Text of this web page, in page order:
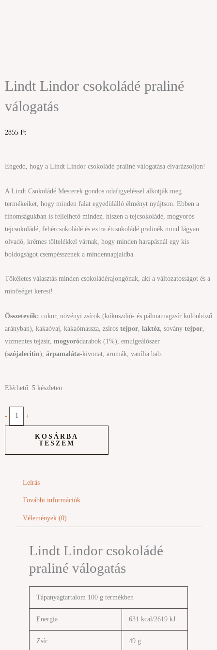
Lindt Lindor csokoládé praliné
válogatás
2855 Ft
Engedd, hogy a Lindt Lindor csokoládé praliné válogatása elvarázsoljon!
A Lindt Csokoládé Mesterek gondos odafigyeléssel alkotják meg
termékeiket, hogy minden falat egyedülálló élményt nyújtson. Ebben a
finomságukban is fellelhető mindez, hiszen a tejcsokoládé, mogyorós
tejcsokoládé, fehércsokoládé és extra étcsokoládé pralinék mind lágyan
olvadó, krémes töltelékkel várnak, hogy minden harapásnál egy kis
boldogságot csempésszenek a mindennapjaidba.
Tökéletes választás minden csokoládérajongónak, aki a változatosságot és a
minőséget keresi!
Összetevők: cukor, növényi zsírok (kókuszdió- és pálmamagzsír különböző
arányban), kakaóvaj, kakaómassza, zsíros tejpor laktóz , sovány tejpor
vízmentes tejzsír, mogyoródarabok (1%), emulgeálószer
(szójalecitin), árpamaláta-kivonat, aromák, vanília bab.
Elérhető: 5 készleten
-
Lindt
csokoládé
praliné
+
KOSÁRBA
TESZEM
Leírás
További információk
Vélemények (0)
Lindt Lindor csokoládé
praliné válogatás
Tápanyagtartalom 100 g termékben
Energia 631 kcal/2619 kJ
Zsír 49 g